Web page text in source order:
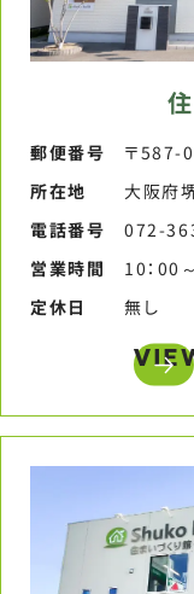
郵便番号​
〒587-
所在地
大阪府
電話番号​
072-
営業時間​
10：00
定休日​
無し​